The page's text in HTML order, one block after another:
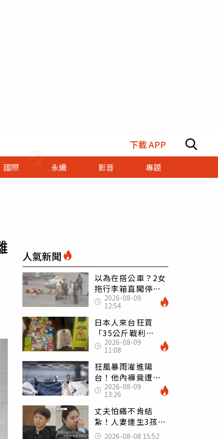
下載 APP
國際 永續 影音 專題
人氣新聞
以為在搭公車？2女
拖行李箱直闖停機
坪「揮手攔機」
荒謬影片曝網傻眼
2026-08-09
12:54
日本人來台狂買
「35公斤戰利
品」 連拜拜用紅
盤、「小心地滑」
告示牌也帶回家
2026-08-09
11:08
狂風暴雨灌進陽
台！他內褲竟遭颱
風吹走 陳世軒神
回1句笑翻上萬網友
2026-08-09
13:26
丈夫怕痛不肯結
紮！人妻連生3孩
控遭家暴淚喊：真
2026-08-08 15:52